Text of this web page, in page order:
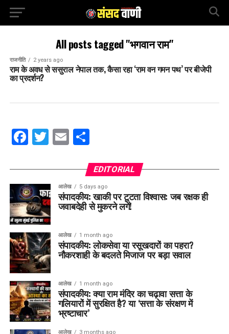
All posts tagged "भगवान राम"
राजनीति 2 years ago
राम के अवध से ससुराल नेपाल तक, कैसा रहा ‘राम वन गमन पथ’ पर बीजेपी
का प्रदर्शन?
Facebook
Twitter
EmailShare
EDITORIAL
आलेख 5 days ago
संपादकीय: खाकी पर टूटता विश्वास: जब रक्षक ही
जवाबदेही से मुकरने लगें!
आलेख 1 month ago
संपादकीय: लोकसेवा या रसूखदारों का पहरा?
नौकरशाही के बदलते मिजाज पर बड़ा सवाल
आलेख 1 month ago
संपादकीय: क्या राम मंदिर का चढ़ावा सत्ता के
गलियारों में सुरक्षित है? या ‘सत्ता के संरक्षण में
भ्रष्टाचार’
आलेख 3 months ago